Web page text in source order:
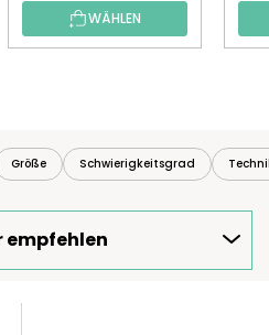
WÄHLEN
Größe Schwierigkeitsgrad
empfehlen